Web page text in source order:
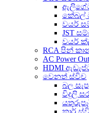
කේබල්
වයර්
JST
වයර්
RCA පින්
AC Power
HDMI
වෙනත් ස්විච
බල
විදුලි
කාර්